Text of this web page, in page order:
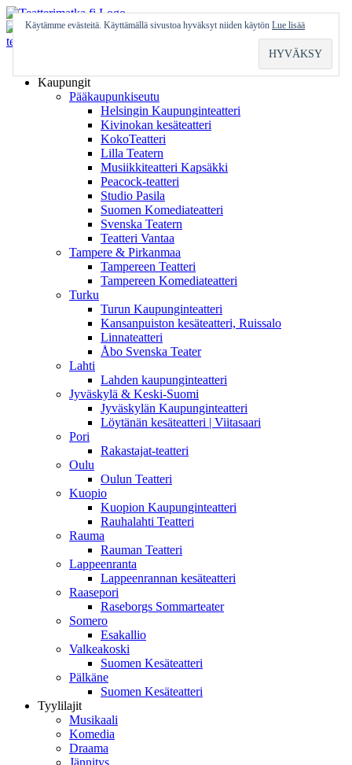
Skip
to
content
Kaupungit
Pääkaupunkiseutu
Helsingin Kaupunginteatteri
Kivinokan kesäteatteri
KokoTeatteri
Lilla Teatern
Musiikkiteatteri Kapsäkki
Peacock-teatteri
Studio Pasila
Suomen Komediateatteri
Svenska Teatern
Teatteri Vantaa
Tampere & Pirkanmaa
Tampereen Teatteri
Tampereen Komediateatteri
Turku
Turun Kaupunginteatteri
Kansanpuiston kesäteatteri, Ruissalo
Linnateatteri
Åbo Svenska Teater
Lahti
Lahden kaupunginteatteri
Jyväskylä & Keski-Suomi
Jyväskylän Kaupunginteatteri
Löytänän kesäteatteri | Viitasaari
Pori
Rakastajat-teatteri
Oulu
Oulun Teatteri
Kuopio
Kuopion Kaupunginteatteri
Rauhalahti Teatteri
Rauma
Rauman Teatteri
Lappeenranta
Lappeenrannan kesäteatteri
Raasepori
Raseborgs Sommarteater
Somero
Esakallio
Valkeakoski
Suomen Kesäteatteri
Pälkäne
Suomen Kesäteatteri
Tyylilajit
Musikaali
Komedia
Draama
Jännitys
Käytämme evästeitä. Käyttämällä sivustoa hyväksyt niiden käytön Lue lisää